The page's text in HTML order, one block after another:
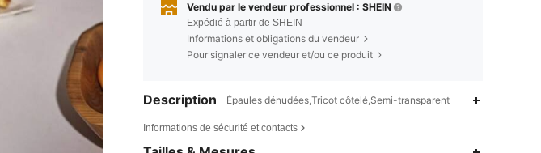
Vendu par le vendeur professionnel : SHEIN
Expédié à partir de SHEIN
Informations et obligations du vendeur
Pour signaler ce vendeur et/ou ce produit
Description Épaules dénudées,Tricot côtelé,Semi-transparent
Informations de sécurité et contacts